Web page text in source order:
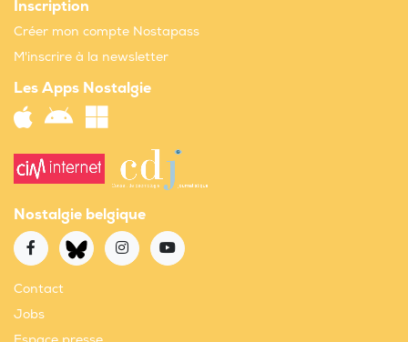
Inscription
Créer mon compte Nostapass
M'inscrire à la newsletter
Les Apps Nostalgie
Nostalgie belgique
Contact
Jobs